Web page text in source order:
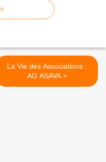
La Vie des Associations :
AG ASAVA >